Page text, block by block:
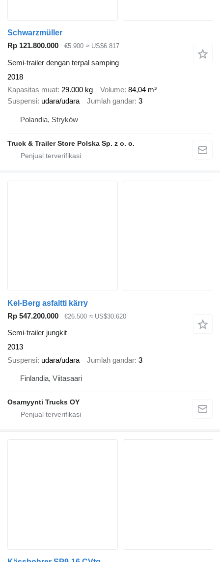
Schwarzmüller
Rp 121.800.000
€5.900 ≈ US$6.817
Semi-trailer dengan terpal samping
2018
Kapasitas muat 29.000 kg Volume 84,04 m³
Suspensi udara/udara Jumlah gandar 3
Polandia, Stryków
Truck & Trailer Store Polska Sp. z o. o.
Kel-Berg asfaltti kärry
Rp 547.200.000
€26.500 ≈ US$30.620
Semi-trailer jungkit
2013
Suspensi udara/udara Jumlah gandar 3
Finlandia, Viitasaari
Osamyynti Trucks OY